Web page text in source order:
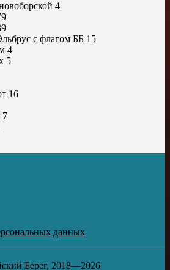
4
с флагом ББ 15
4
5
16
7
данных
Берег, 2018—2026